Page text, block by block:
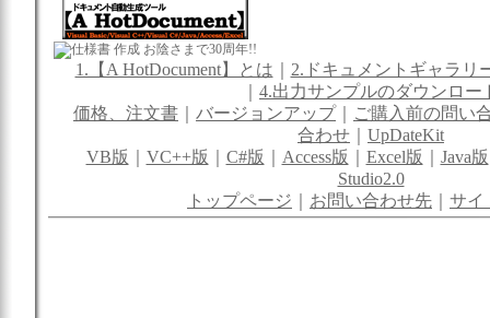
お陰さまで30周年!!
1.【A HotDocument】とは ｜ 2.ドキュメントギャラリ
｜ 4.出力サンプルのダウンロー
価格、注文書 ｜ バージョンアップ｜ ご購入前の問い
合わせ ｜ UpDateKit
VB版 ｜ VC++版 ｜ C#版 ｜ Access版 ｜ Excel版 ｜ Java版
Studio2.0
トップページ ｜ お問い合わせ先 ｜ サイ